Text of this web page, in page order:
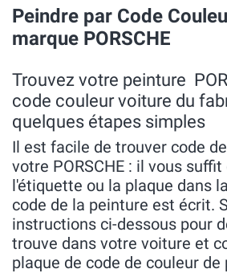
Peindre par Code
marque PORSCHE
Trouvez votre peinture
code couleur voiture du
quelques étapes simples
Il est facile de trouver code
votre PORSCHE : il vous
l'étiquette ou la plaque dans
code de la peinture est écrit.
instructions ci-dessous pour
trouve dans votre voiture et
plaque de code de couleur